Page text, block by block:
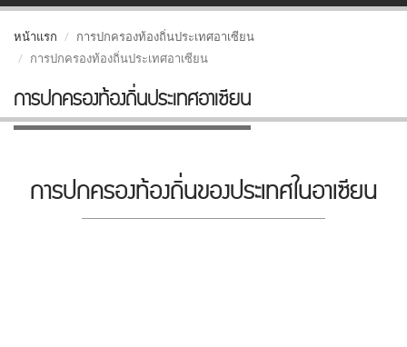
หน้าแรก
การปกครองท้องถิ่นประเทศอาเซียน
การปกครองท้องถิ่นประเทศอาเซียน
การปกครองท้องถิ่นประเทศอาเซียน
การปกครองท้องถิ่นของประเทศในอาเซียน